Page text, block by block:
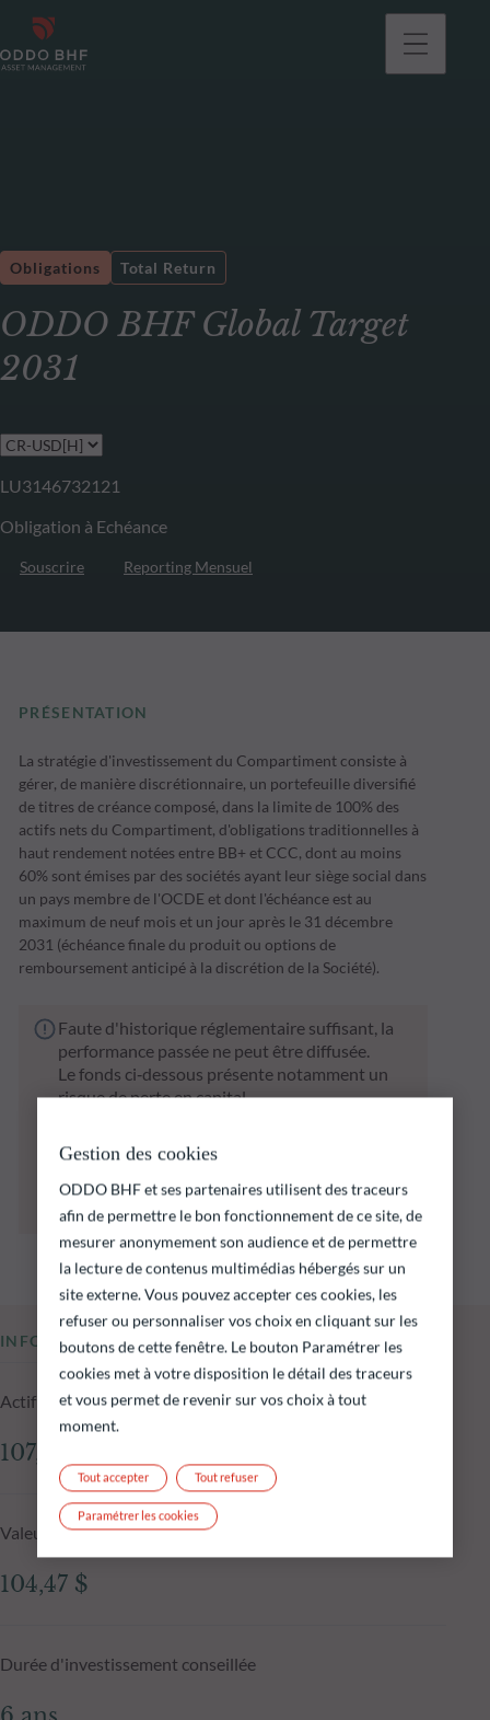
ODDO BHF Global Target
2031
Obligations Total Return
LU3146732121
Obligation à Echéance
Souscrire Reporting Mensuel
PRÉSENTATION
La stratégie d'investissement du Compartiment consiste à
gérer, de manière discrétionnaire, un portefeuille diversifié
de titres de créance composé, dans la limite de 100% des
actifs nets du Compartiment, d'obligations traditionnelles à
haut rendement notées entre BB+ et CCC, dont au moins
60% sont émises par des sociétés ayant leur siège social dans
un pays membre de l'OCDE et dont l'échéance est au
maximum de neuf mois et un jour après le 31 décembre
2031 (échéance finale du produit ou options de
remboursement anticipé à la discrétion de la Société).
Faute d'historique réglementaire suffisant, la
performance passée ne peut être diffusée.
Le fonds ci‑dessous présente notamment un
risque de perte en capital.
préjugent pas des performances futures et ne
sont pas constantes dans le temps.
L’atteinte des objectifs d’investissement ne
peut être garantie.
INFORMATIONS CLÉS
Actif net du fonds au 05.08.2026
107,67 M$
Valeur liquidative au 05.08.2026
104,47 $
Durée d'investissement conseillée
Gestion des cookies
ODDO BHF et ses partenaires utilisent des traceurs
afin de permettre le bon fonctionnement de ce site, de
mesurer anonymement son audience et de permettre
la lecture de contenus multimédias hébergés sur un
site externe. Vous pouvez accepter ces cookies, les
refuser ou personnaliser vos choix en cliquant sur les
boutons de cette fenêtre. Le bouton Paramétrer les
cookies met à votre disposition le détail des traceurs
et vous permet de revenir sur vos choix à tout
moment.
Tout refuser
Tout accepter
Paramétrer les cookies